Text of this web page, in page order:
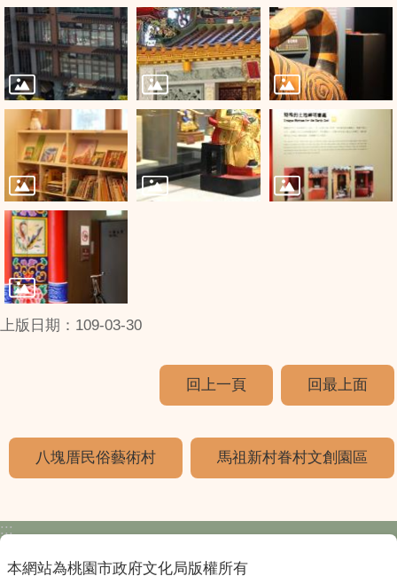
上版日期：109-03-30
回上一頁 回最上面
八塊厝民俗藝術村 馬祖新村眷村文創園區
:::
本網站為桃園市政府文化局版權所有